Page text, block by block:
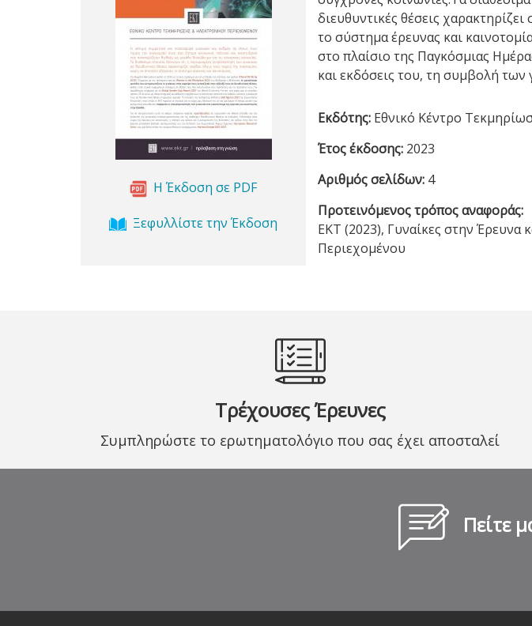
Η Έκδοση σε PDF
Ξεφυλλίστε την Έκδοση
διευθυντικές θέσεις
το σύστημα έρευνας και
στο πλαίσιο της Παγκόσμιας
και εκδόσεις του, τη συμβολή των
Εκδότης: Εθνικό Κέντρο
Έτος έκδοσης: 2023
Αριθμός σελίδων: 4
Προτεινόμενος τρόπος αναφοράς:
ΕΚΤ (2023), Γυναίκες στην Έρευνα
Περιεχομένου
Τρέχουσες Έρευνες
Συμπληρώστε το ερωτηματολόγιο που σας έχει αποσταλεί
Πείτε